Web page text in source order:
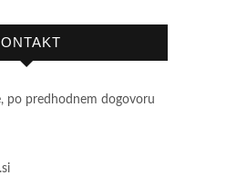
po predhodnem dogovoru